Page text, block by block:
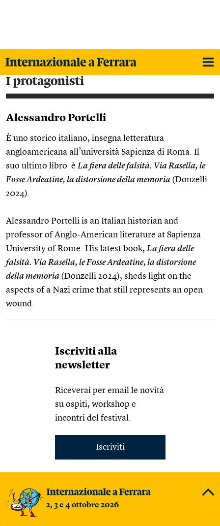
i protagonisti
Alessandro Portelli
È uno storico italiano, insegna letteratura
angloamericana all’università Sapienza di Roma. Il
suo ultimo libro è La fiera delle falsità. Via Rasella, le
Fosse Ardeatine, la distorsione della memoria (Donzelli
2024).
Alessandro Portelli is an Italian historian and
professor of Anglo-American literature at Sapienza
University of Rome. His latest book, La fiera delle
falsità. Via Rasella, le Fosse Ardeatine, la distorsione
della memoria (Donzelli 2024), sheds light on the
aspects of a Nazi crime that still represents an open
wound.
Iscriviti alla
newsletter
Riceverai per email le novità
su ospiti, workshop e
incontri del festival.
Iscriviti
2, 3 e 4 ottobre 2026